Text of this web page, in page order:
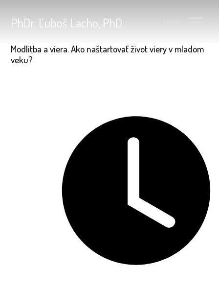
PhDr. Ľuboš Lacho, PhD.
Modlitba a viera. Ako naštartovať život viery v mladom
veku?